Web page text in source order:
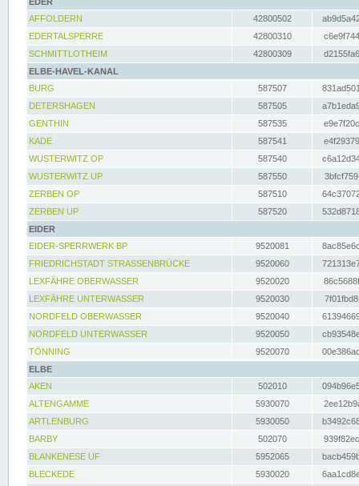
AFFOLDERN
42800502
EDERTALSPERRE
42800310
SCHMITTLOTHEIM
42800309
ELBE-HAVEL-KANAL
BURG
587507
DETERSHAGEN
587505
GENTHIN
587535
KADE
587541
WUSTERWITZ OP
587540
WUSTERWITZ UP
587550
ZERBEN OP
587510
ZERBEN UP
587520
EIDER
EIDER-SPERRWERK BP
9520081
FRIEDRICHSTADT STRASSENBRÜCKE
9520060
LEXFÄHRE OBERWASSER
9520020
LEXFÄHRE UNTERWASSER
9520030
NORDFELD OBERWASSER
9520040
NORDFELD UNTERWASSER
9520050
TÖNNING
9520070
ELBE
AKEN
502010
ALTENGAMME
5930070
ARTLENBURG
5930050
BARBY
502070
BLANKENESE UF
5952065
BLECKEDE
5930020